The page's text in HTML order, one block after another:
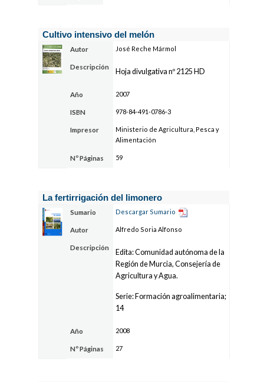
Cultivo intensivo del melón
Autor José Reche Mármol
Descripción
Hoja divulgativa nº 2125 HD
Año 2007
ISBN 978-84-491-0786-3
Impresor
Ministerio de Agricultura, Pesca y
Alimentación
Nº Páginas 59
La fertirrigación del limonero
Sumario Descargar Sumario
Autor Alfredo Soria Alfonso
Descripción
Edita: Comunidad autónoma de la
Región de Murcia, Consejería de
Agricultura y Agua.
Serie: Formación agroalimentaria;
14
Año 2008
Nº Páginas 27